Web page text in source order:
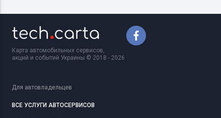
Карта автомобильных сервисов,
акций и событий Украины © 2018 - 2026
Для автовладельцев
ВСЕ УСЛУГИ АВТОСЕРВИСОВ